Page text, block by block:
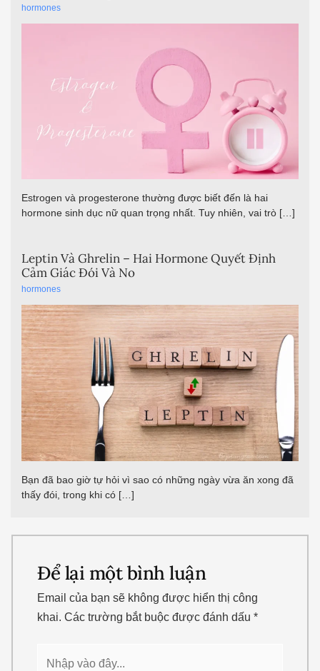
hormones
Estrogen và progesterone thường được biết đến là hai
hormone sinh dục nữ quan trọng nhất. Tuy nhiên, vai trò […]
Leptin Và Ghrelin – Hai Hormone Quyết Định
Cảm Giác Đói Và No
hormones
Bạn đã bao giờ tự hỏi vì sao có những ngày vừa ăn xong đã
thấy đói, trong khi có […]
Để lại một bình luận
Email của bạn sẽ không được hiển thị công
khai. Các trường bắt buộc được đánh dấu*